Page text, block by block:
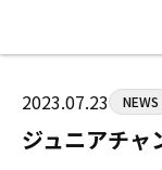
HOME
ジムにつ
トレーニ
2023.07.23 NEWS
ジュニアチャ